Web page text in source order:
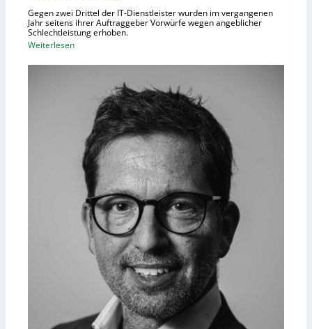
Gegen zwei Drittel der IT-Dienstleister wurden im vergangenen
Jahr seitens ihrer Auftraggeber Vorwürfe wegen angeblicher
Schlechtleistung erhoben.
Weiterlesen:
e